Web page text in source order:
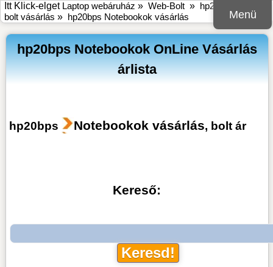
Menü
Itt Klick-elget Laptop webáruház » Web-Bolt » hp20bps online
bolt vásárlás » hp20bps Notebookok vásárlás
hp20bps Notebookok OnLine Vásárlás
árlista
hp20bps Notebookok vásárlás, bolt ár
Kereső: